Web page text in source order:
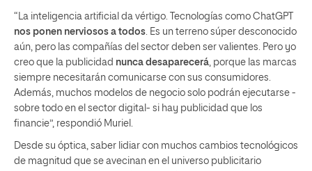
“La inteligencia artificial da vértigo. Tecnologías como ChatGPT
nos ponen nerviosos a todos. Es un terreno súper desconocido
aún, pero las compañías del sector deben ser valientes. Pero yo
creo que la publicidad nunca desaparecerá, porque las marcas
siempre necesitarán comunicarse con sus consumidores.
Además, muchos modelos de negocio solo podrán ejecutarse -
sobre todo en el sector digital- si hay publicidad que los
financie”, respondió Muriel.
Desde su óptica, saber lidiar con muchos cambios tecnológicos
de magnitud que se avecinan en el universo publicitario